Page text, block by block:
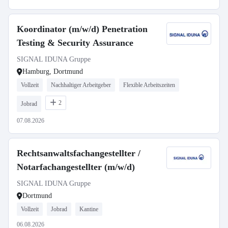
Koordinator (m/w/d) Penetration
Testing & Security Assurance
SIGNAL IDUNA Gruppe
Hamburg, Dortmund
Vollzeit Nachhaltiger Arbeitgeber Flexible Arbeitszeiten
Jobrad 2
07.08.2026
Rechtsanwaltsfachangestellter /
Notarfachangestellter (m/w/d)
SIGNAL IDUNA Gruppe
Dortmund
Vollzeit Jobrad Kantine
06.08.2026